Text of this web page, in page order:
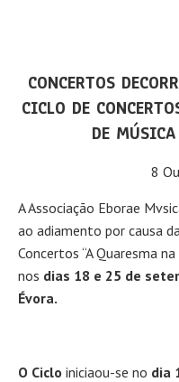
CONCERTOS
CICLO DE
DE
8
A Associação Eborae
ao adiamento por causa
Concertos “A Quaresma
nos dias 18 e 25 de
Évora.
O Ciclo iniciaou-se no dia